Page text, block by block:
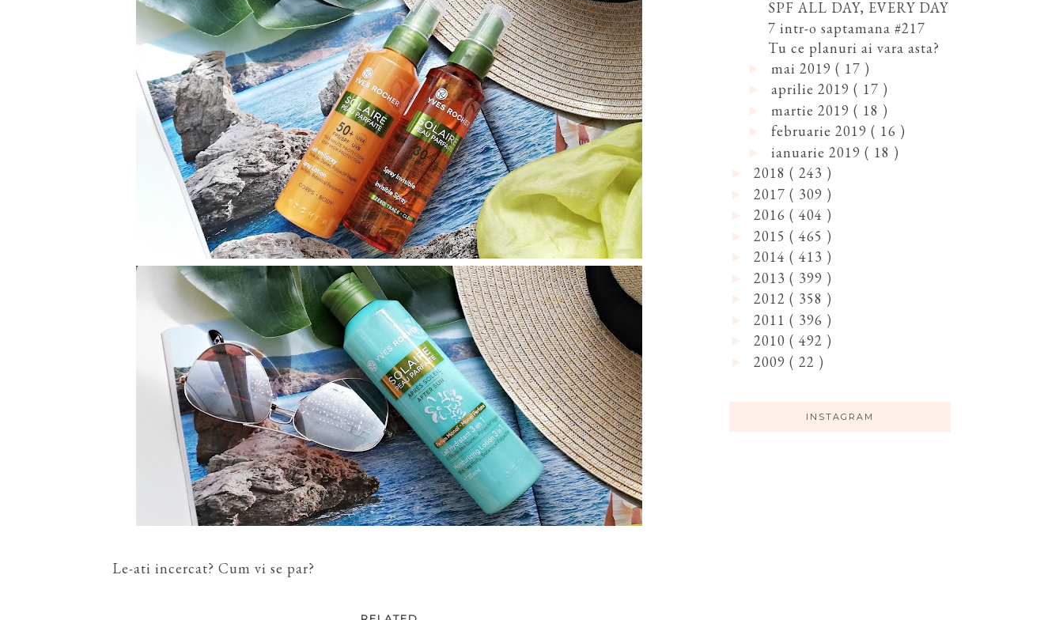
Le-ati incercat? Cum vi se par?
SPF ALL DAY, EVERY DAY
7 intr-o saptamana #217
Tu ce planuri ai vara asta?
mai 2019 ( 17 )
aprilie 2019 ( 17 )
martie 2019 ( 18 )
februarie 2019 ( 16 )
ianuarie 2019 ( 18 )
2018 ( 243 )
2017 ( 309 )
2016 ( 404 )
2015 ( 465 )
2014 ( 413 )
2013 ( 399 )
2012 ( 358 )
2011 ( 396 )
2010 ( 492 )
2009 ( 22 )
INSTAGRAM